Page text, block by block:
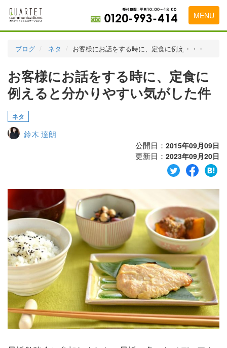
MENU
実績・お客様の声
初めて導入をお考えの方
代理店の乗り換えをお考えの方
会社概要
お問い合わせ
ブログ ネタ お客様にお話をする時に、定食に例え・・・
お客様にお話をする時に、定食に
例えると分かりやすい気がした件
ネタ
鈴木 達朗
公開日： 2015年09月09日
更新日： 2023年09月20日